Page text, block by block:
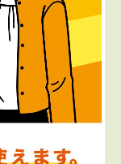
ります